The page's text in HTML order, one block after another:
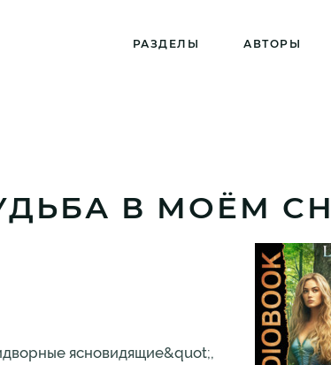
РАЗДЕЛЫ АВТОРЫ
В МОЁМ
ясновидящие&quot;,